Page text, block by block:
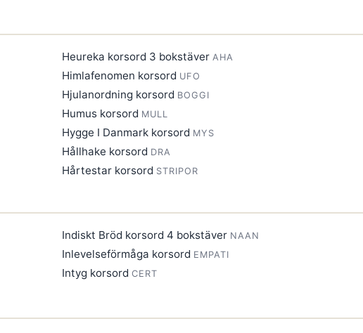
Heureka korsord 3 bokstäver AHA
Himlafenomen korsord UFO
Hjulanordning korsord BOGGI
Humus korsord MULL
Hygge I Danmark korsord MYS
Hållhake korsord DRA
Hårtestar korsord STRIPOR
Indiskt Bröd korsord 4 bokstäver NAAN
Inlevelseförmåga korsord EMPATI
Intyg korsord CERT